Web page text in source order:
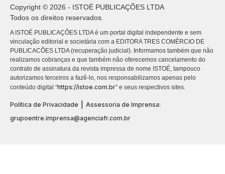
Copyright © 2026 - ISTOÉ PUBLICAÇÕES LTDA
Todos os direitos reservados.
A ISTOÉ PUBLICAÇÕES LTDA é um portal digital independente e sem
vinculação editorial e societária com a EDITORA TRES COMÉRCIO DE
PUBLICACÕES LTDA (recuperação judicial). Informamos também que não
realizamos cobranças e que também não oferecemos cancelamento do
contrato de assinatura da revista impressa de nome ISTOÉ, tampouco
autorizamos terceiros a fazê-lo, nos responsabilizamos apenas pelo
conteúdo digital “https://istoe.com.br” e seus respectivos sites.
Política de Privacidade
Assessoria de Imprensa:
grupoentre.imprensa@agenciafr.com.br